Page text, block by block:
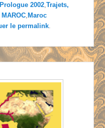
Prologue 2002 ,Trajets,
MAROC Maroc
lepermalink